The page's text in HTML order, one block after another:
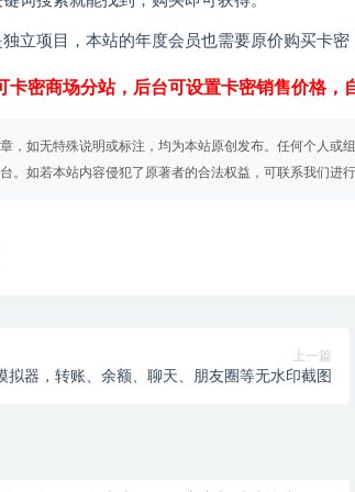
立项目，本站的年度会员也需要原价购买卡
卡密商场分站，后台可设置卡密销售价格
，如无特殊说明或标注，均为本站原创发布。任何个人或
。如若本站内容侵犯了原著者的合法权益，可联系我们进行
上一篇
拟器，转账、余额、聊天、朋友圈等无水印截图